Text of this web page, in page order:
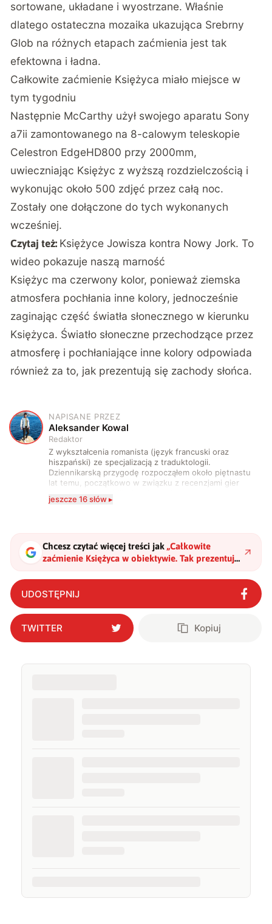
sortowane, układane i wyostrzane. Właśnie
dlatego ostateczna mozaika ukazująca Srebrny
Glob na różnych etapach zaćmienia jest tak
efektowna i ładna.
Całkowite zaćmienie Księżyca miało miejsce w
tym tygodniu
Następnie McCarthy użył swojego aparatu Sony
a7ii zamontowanego na 8-calowym teleskopie
Celestron EdgeHD800 przy 2000mm,
uwieczniając Księżyc z wyższą rozdzielczością i
wykonując około 500 zdjęć przez całą noc.
Zostały one dołączone do tych wykonanych
wcześniej.
Czytaj też: Księżyce Jowisza kontra Nowy Jork. To
wideo pokazuje naszą marność
Księżyc ma czerwony kolor, ponieważ ziemska
atmosfera pochłania inne kolory, jednocześnie
zaginając część światła słonecznego w kierunku
Księżyca. Światło słoneczne przechodzące przez
atmosferę i pochłaniające inne kolory odpowiada
również za to, jak prezentują się zachody słońca.
A
NAPISANE PRZEZ
Aleksander Kowal
Redaktor
Z wykształcenia romanista (język francuski oraz
hiszpański) ze specjalizacją z traduktologii.
Dziennikarską przygodę rozpocząłem około piętnastu
lat temu, początkowo w związku z recenzjami gier
komputerowych i filmów. Obecnie publikuję
zdecydowanie częściej na tematy związane z nauką
także uprawiać oraz oglądać sport.
jeszcze 16 słów ▸
Chcesz czytać więcej treści jak „Całkowite
zaćmienie Księżyca w obiektywie. Tak prezentują
się kolejne fazy tego zjawiska"?
UDOSTĘPNIJ
TWITTER Kopiuj